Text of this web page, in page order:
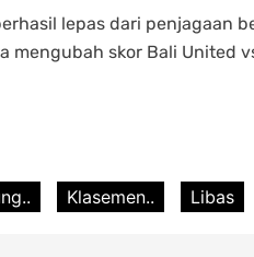
lepas dari penjagaan
mengubah skor Bali United
Klasemen.. Libas